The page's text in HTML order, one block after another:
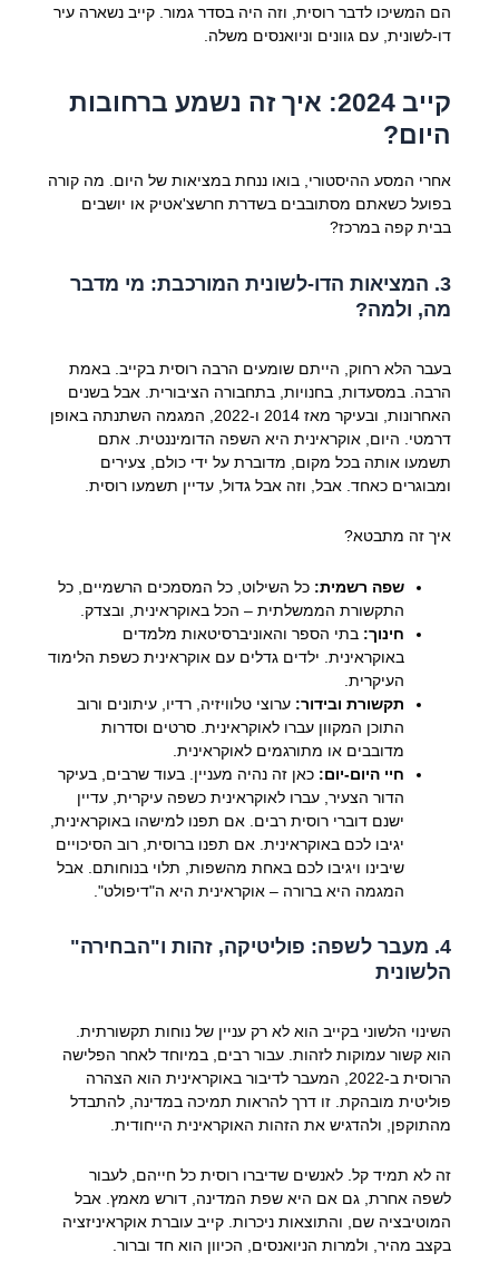
הם המשיכו לדבר רוסית, וזה היה בסדר גמור. קייב נשארה עיר
דו-לשונית, עם גוונים וניואנסים משלה.
קייב 2024: איך זה נשמע ברחובות
היום?
אחרי המסע ההיסטורי, בואו ננחת במציאות של היום. מה קורה
בפועל כשאתם מסתובבים בשדרת חרשצ'אטיק או יושבים
בבית קפה במרכז?
3. המציאות הדו-לשונית המורכבת: מי מדבר
מה, ולמה?
בעבר הלא רחוק, הייתם שומעים הרבה רוסית בקייב. באמת
הרבה. במסעדות, בחנויות, בתחבורה הציבורית. אבל בשנים
האחרונות, ובעיקר מאז 2014 ו-2022, המגמה השתנתה באופן
דרמטי. היום, אוקראינית היא השפה הדומיננטית. אתם
תשמעו אותה בכל מקום, מדוברת על ידי כולם, צעירים
ומבוגרים כאחד. אבל, וזה אבל גדול, עדיין תשמעו רוסית.
איך זה מתבטא?
שפה רשמית: כל השילוט, כל המסמכים הרשמיים, כל
התקשורת הממשלתית – הכל באוקראינית, ובצדק.
חינוך: בתי הספר והאוניברסיטאות מלמדים
באוקראינית. ילדים גדלים עם אוקראינית כשפת הלימוד
העיקרית.
תקשורת ובידור: ערוצי טלוויזיה, רדיו, עיתונים ורוב
התוכן המקוון עברו לאוקראינית. סרטים וסדרות
מדובבים או מתורגמים לאוקראינית.
חיי היום-יום: כאן זה נהיה מעניין. בעוד שרבים, בעיקר
הדור הצעיר, עברו לאוקראינית כשפה עיקרית, עדיין
ישנם דוברי רוסית רבים. אם תפנו למישהו באוקראינית,
יגיבו לכם באוקראינית. אם תפנו ברוסית, רוב הסיכויים
שיבינו ויגיבו לכם באחת מהשפות, תלוי בנוחותם. אבל
המגמה היא ברורה – אוקראינית היא ה"דיפולט".
4. מעבר לשפה: פוליטיקה, זהות ו"הבחירה"
הלשונית
השינוי הלשוני בקייב הוא לא רק עניין של נוחות תקשורתית.
הוא קשור עמוקות לזהות. עבור רבים, במיוחד לאחר הפלישה
הרוסית ב-2022, המעבר לדיבור באוקראינית הוא הצהרה
פוליטית מובהקת. זו דרך להראות תמיכה במדינה, להתבדל
מהתוקפן, ולהדגיש את הזהות האוקראינית הייחודית.
זה לא תמיד קל. לאנשים שדיברו רוסית כל חייהם, לעבור
לשפה אחרת, גם אם היא שפת המדינה, דורש מאמץ. אבל
המוטיבציה שם, והתוצאות ניכרות. קייב עוברת אוקראיניזציה
בקצב מהיר, ולמרות הניואנסים, הכיוון הוא חד וברור.